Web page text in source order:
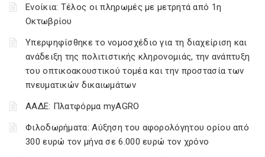
Ενοίκια: Τέλος οι πληρωμές με μετρητά από 1η
Οκτωβρίου
Υπερψηφίσθηκε το νομοσχέδιο για τη διαχείριση και
ανάδειξη της πολιτιστικής κληρονομιάς, την ανάπτυξη
του οπτικοακουστικού τομέα και την προστασία των
πνευματικών δικαιωμάτων
ΑΑΔΕ: Πλατφόρμα myAGRO
Φιλοδωρήματα: Αύξηση του αφορολόγητου ορίου από
300 ευρώ τον μήνα σε 6.000 ευρώ τον χρόνο